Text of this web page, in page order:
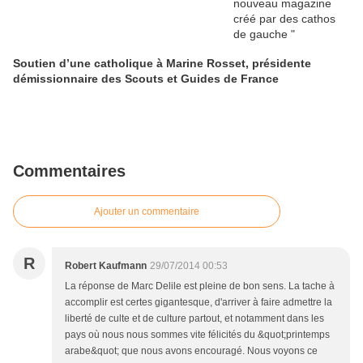
Soutien d’une catholique à Marine Rosset, présidente
démissionnaire des Scouts et Guides de France
Commentaires
Ajouter un commentaire
R Robert Kaufmann 29/07/2014 00:53
La réponse de Marc Delile est pleine de bon sens. La tache à
accomplir est certes gigantesque, d'arriver à faire admettre la
liberté de culte et de culture partout, et notamment dans les
pays où nous nous sommes vite félicités du &quot;printemps
arabe&quot; que nous avons encouragé. Nous voyons ce